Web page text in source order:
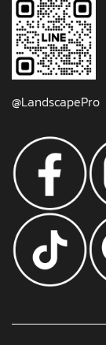
@LandscapePro